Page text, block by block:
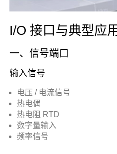
I/O 接口与典型应
一、信号端口
输入信号
电压 / 电流信号
热电偶
热电阻 RTD
数字量输入
频率信号